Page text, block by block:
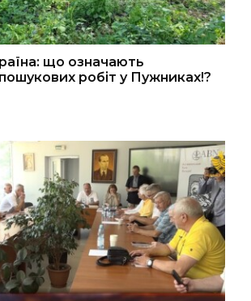
що означають
робіт у Пужниках!?